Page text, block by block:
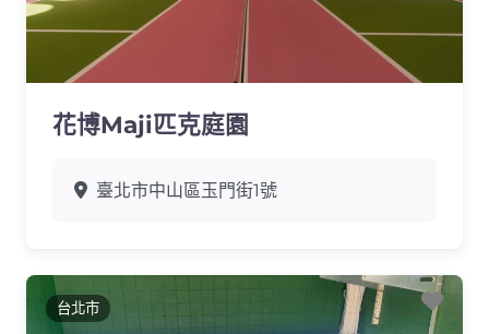
花博Maji匹克庭園
臺北市中山區玉門街1號
台北市